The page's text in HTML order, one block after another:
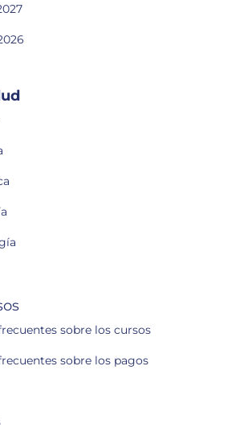
sobre los cursos
sobre los pagos